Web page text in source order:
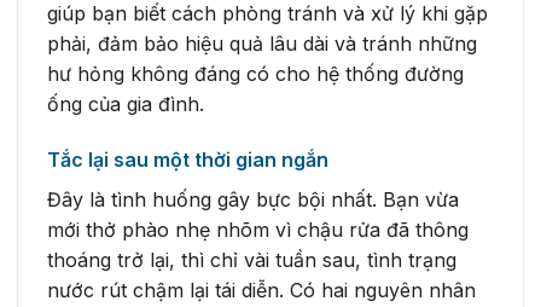
giúp bạn biết cách phòng tránh và xử lý khi gặp
phải, đảm bảo hiệu quả lâu dài và tránh những
hư hỏng không đáng có cho hệ thống đường
ống của gia đình.
Tắc lại sau một thời gian ngắn
Đây là tình huống gây bực bội nhất. Bạn vừa
mới thở phào nhẹ nhõm vì chậu rửa đã thông
thoáng trở lại, thì chỉ vài tuần sau, tình trạng
nước rút chậm lại tái diễn. Có hai nguyên nhân